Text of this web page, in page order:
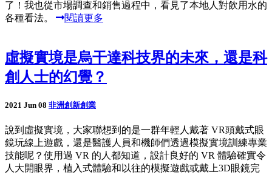
了！我也從市場調查和銷售過程中，看見了本地人對飲用水的
各種看法。
閱讀更多
虛擬實境是烏干達科技界的未來，還是科
創人士的幻覺？
2021 Jun 08 非洲創新創業
說到虛擬實境，大家聯想到的是一群年輕人戴著 VR頭戴式眼
鏡玩線上遊戲，還是醫護人員和機師們透過模擬實境訓練專業
技能呢？使用過 VR 的人都知道，設計良好的 VR 體驗確實令
人大開眼界，植入式體驗和以往的模擬遊戲或戴上3D眼鏡完